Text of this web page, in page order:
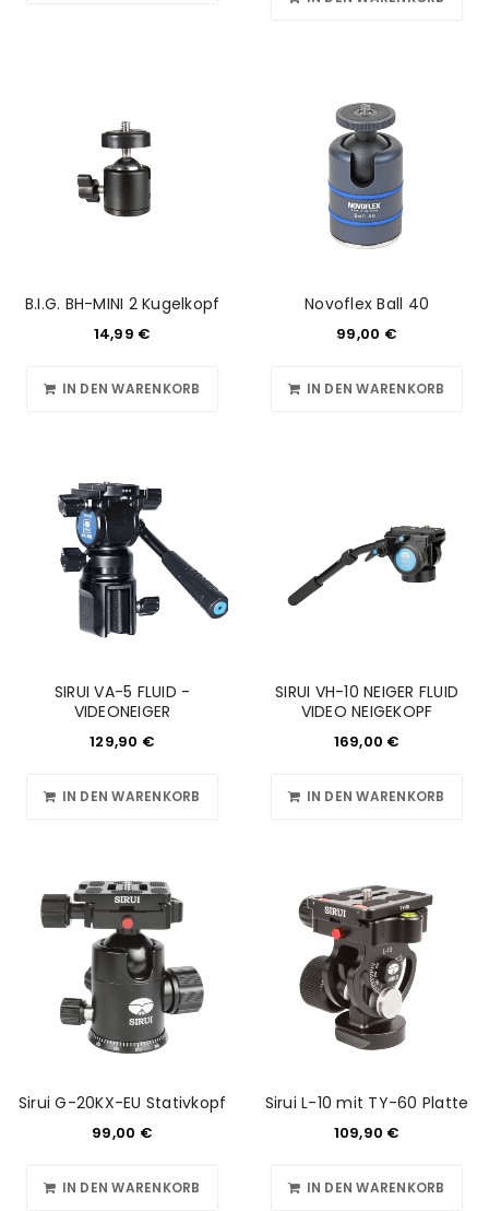
B.I.G. BH-MINI 2 Kugelkopf
14,99 €
IN DEN WARENKORB
Novoflex Ball 40
99,00 €
IN DEN WARENKORB
SIRUI VA-5 FLUID -
VIDEONEIGER
129,90 €
IN DEN WARENKORB
SIRUI VH-10 NEIGER FLUID
VIDEO NEIGEKOPF
169,00 €
IN DEN WARENKORB
Sirui G-20KX-EU Stativkopf
99,00 €
IN DEN WARENKORB
Sirui L-10 mit TY-60 Platte
109,90 €
IN DEN WARENKORB